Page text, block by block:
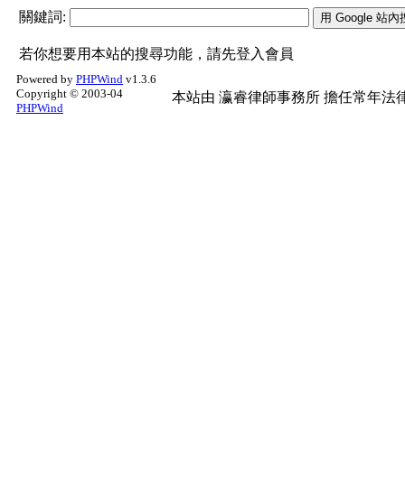
關鍵詞:
若你想要用本站的搜尋功能，請先登入會員
Powered by PHPWind v1.3.6
Copyright © 2003-04
PHPWind
本站由 瀛睿律師事務所 擔任常年法